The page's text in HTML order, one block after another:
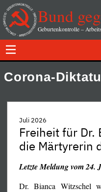
Bund
Geburtenkontrolle –
Corona-
Juli 2026
Freiheit für Dr.
die Märtyrerin
Letzte Meldung vom 24.
Dr. Bianca Witzschel